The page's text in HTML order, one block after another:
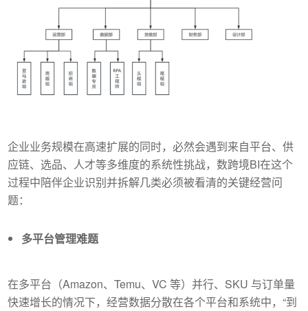
企业业务规模在高速扩展的同时，必然会遇到来自平台、供
应链、选品、人才等多维度的系统性挑战，数跨境BI在这个
过程中陪伴企业识别并拆解几类必须被看清的关键经营问
题：
多平台管理难题
在多平台（Amazon、Temu、VC 等）并行、SKU 与订单量
快速增长的情况下，经营数据分散在各个平台和系统中，“到